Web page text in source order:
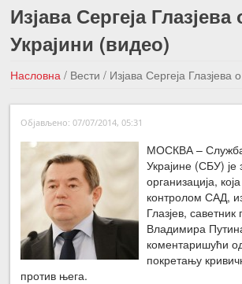
Изјава Сергеја
Украјини (видео)
Насловна / Вести/ Изјава Сергеја Глазјева
(видео)
←Претходна вест
Објављено: 07/07/2014, 05:31
МОСКВА –
Украјине (СБУ) је
организација,
контролом САД,
Глазјев,
Владимира
коментаришући
покретању
против њега.